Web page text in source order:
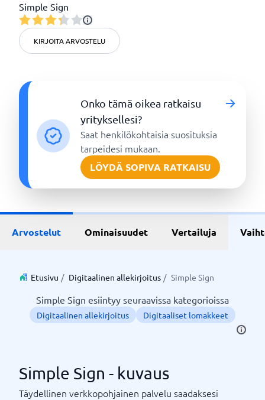
Simple Sign
KIRJOITA ARVOSTELU
Onko tämä oikea ratkaisu
yrityksellesi?
Saat henkilökohtaisia suosituksia
tarpeidesi mukaan.
LÖYDÄ SOPIVA RATKAISU
Arvostelut Ominaisuudet Vertailuja
Etusivu / Digitaalinen allekirjoitus / Simple Sign
Simple Sign esiintyy seuraavissa kategorioissa
Digitaalinen allekirjoitus Digitaaliset lomakkeet
Simple Sign - kuvaus
Täydellinen verkkopohjainen palvelu saadaksesi